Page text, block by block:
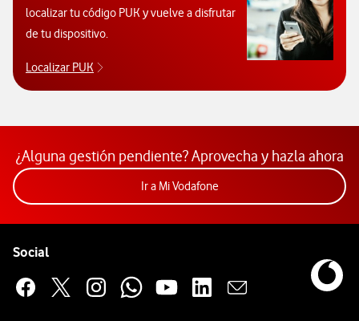
localizar tu código PUK y vuelve a disfrutar
de tu dispositivo.
Localizar PUK
Para poder consultar el código PUK y
¿Alguna gestión pendiente? Aprovecha y hazla ahora
Ir a Mi VodafoneAcceder a la app Mi
Social